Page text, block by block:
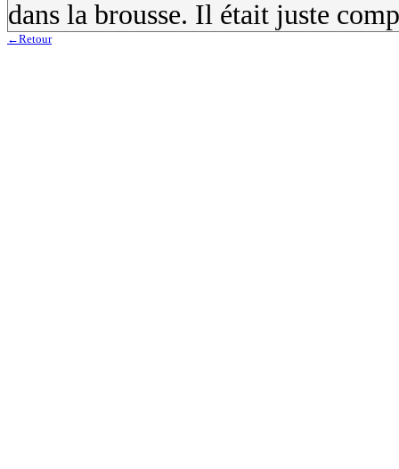
dans la brousse. Il était juste
←Retour